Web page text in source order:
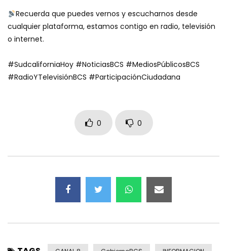
Recuerda que puedes vernos y escucharnos desde
cualquier plataforma, estamos contigo en radio, televisión
o internet.
#SudcaliforniaHoy #NoticiasBCS #MediosPúblicosBCS
#RadioYTelevisiónBCS #ParticipaciónCiudadana
0 0